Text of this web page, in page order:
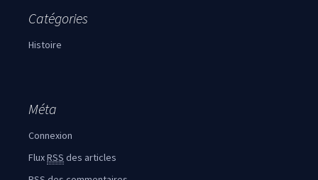
Catégories
Histoire
Méta
Connexion
FluxRSS des articles